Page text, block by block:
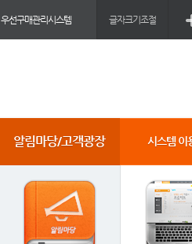
우선구매관리시스템 글자크기조절
알림마당/고객광장 시스템 이